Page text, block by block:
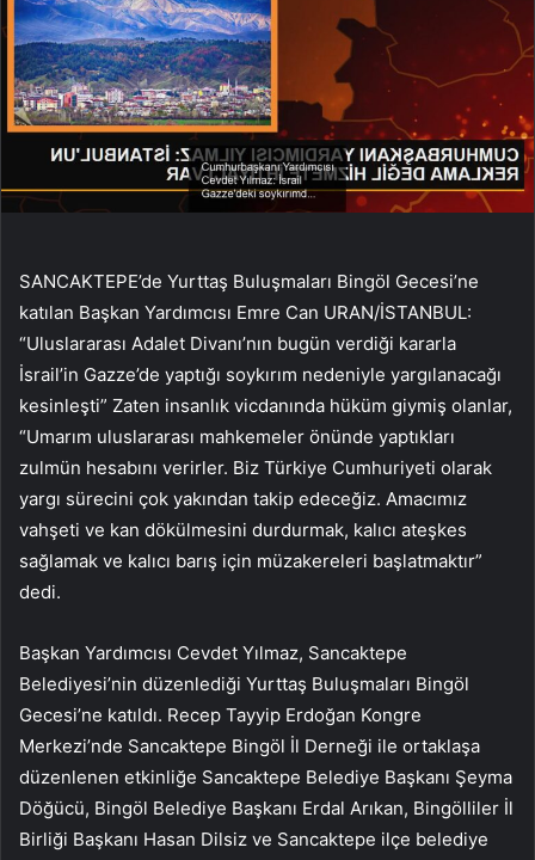
SANCAKTEPE’de Yurttaş Buluşmaları Bingöl Gecesi’ne
katılan Başkan Yardımcısı Emre Can URAN/İSTANBUL:
“Uluslararası Adalet Divanı’nın bugün verdiği kararla
İsrail’in Gazze’de yaptığı soykırım nedeniyle yargılanacağı
kesinleşti” Zaten insanlık vicdanında hüküm giymiş olanlar,
“Umarım uluslararası mahkemeler önünde yaptıkları
zulmün hesabını verirler. Biz Türkiye Cumhuriyeti olarak
yargı sürecini çok yakından takip edeceğiz. Amacımız
vahşeti ve kan dökülmesini durdurmak, kalıcı ateşkes
sağlamak ve kalıcı barış için müzakereleri başlatmaktır”
dedi.
Başkan Yardımcısı Cevdet Yılmaz, Sancaktepe
Belediyesi’nin düzenlediği Yurttaş Buluşmaları Bingöl
Gecesi’ne katıldı. Recep Tayyip Erdoğan Kongre
Merkezi’nde Sancaktepe Bingöl İl Derneği ile ortaklaşa
düzenlenen etkinliğe Sancaktepe Belediye Başkanı Şeyma
Döğücü, Bingöl Belediye Başkanı Erdal Arıkan, Bingölliler İl
Birliği Başkanı Hasan Dilsiz ve Sancaktepe ilçe belediye